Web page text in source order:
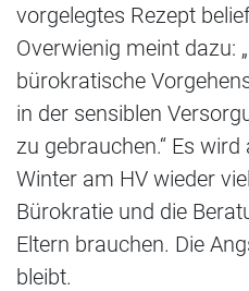
vorgelegtes Rezept
Overwienig meint dazu:
bürokratische
in der sensiblen
zu gebrauchen.“ Es
Winter am HV wieder
Bürokratie und die
Eltern brauchen. Die
bleibt.